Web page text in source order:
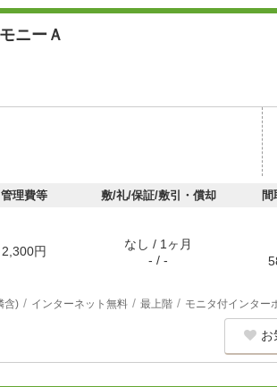
ニーＡ
管理費等 敷/礼/保証/敷引・償却 間
2,300円
なし / 1ヶ月
- / -
含) インターネット無料 最上階 モニタ付インター
お